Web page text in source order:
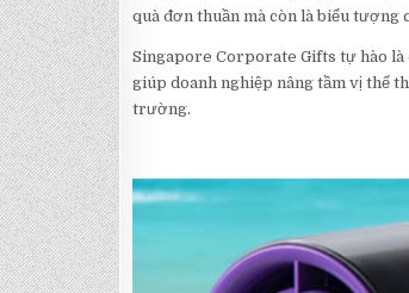
quà đơn thuần mà còn là biểu tượng
Singapore Corporate Gifts tự hào là
giúp doanh nghiệp nâng tầm vị thế
trường.